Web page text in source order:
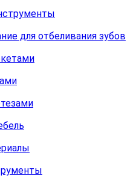
для отбеливания зубов